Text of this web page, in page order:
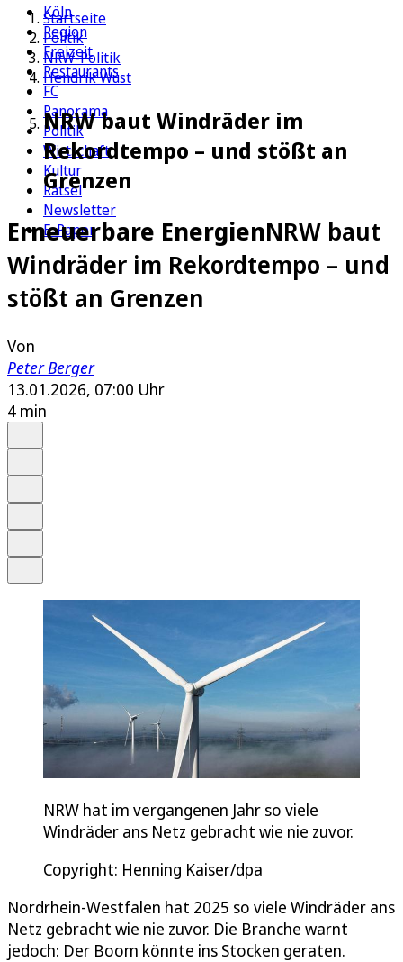
Köln
Region
Freizeit
Restaurants
FC
Panorama
Politik
Wirtschaft
Kultur
Rätsel
Newsletter
E-Paper
Startseite
Politik
NRW-Politik
Hendrik Wüst
NRW baut Windräder im
Rekordtempo – und stößt an
Grenzen
Erneuerbare EnergienNRW baut
Windräder im Rekordtempo – und
stößt an Grenzen
Von
Peter Berger
13.01.2026, 07:00 Uhr
4 min
NRW hat im vergangenen Jahr so viele
Windräder ans Netz gebracht wie nie zuvor.
Copyright: Henning Kaiser/dpa
Nordrhein-Westfalen hat 2025 so viele Windräder ans
Netz gebracht wie nie zuvor. Die Branche warnt
jedoch: Der Boom könnte ins Stocken geraten.